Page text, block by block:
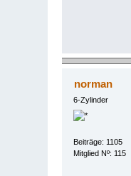
norman
6-Zylinder
Beiträge: 1105
Mitglied Nº: 115